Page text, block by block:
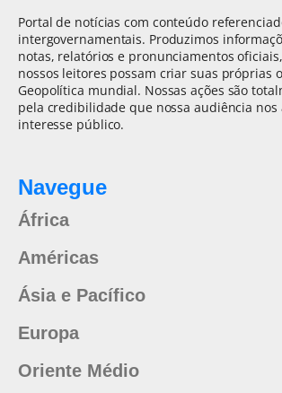
Portal de notícias com conteúdo
intergovernamentais. Produzimos
notas, relatórios e pronunciamentos
nossos leitores possam criar suas próprias
Geopolítica mundial. Nossas ações são
pela credibilidade que nossa audiência
interesse público.
Navegue
África
Américas
Ásia e Pacífico
Europa
Oriente Médio